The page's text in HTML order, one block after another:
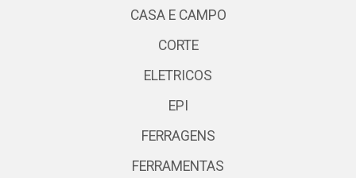
CASA E CAMPO
CORTE
ELETRICOS
EPI
FERRAGENS
FERRAMENTAS